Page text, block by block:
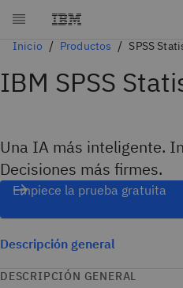
Inicio Productos SPSS
IBM SPSS
Una IA más inteligente.
Decisiones más firmes.
Empiece la prueba gratuita
Descripción general
DESCRIPCIÓN GENERAL